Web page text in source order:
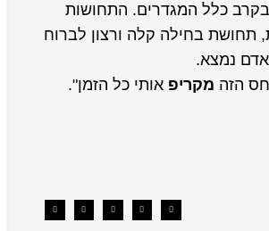
כלל המגדרים. התחושות
תחושת בחילה קלה ורצון לברוח
נמצא.
הזה מקריפ אותי כל הזמן".